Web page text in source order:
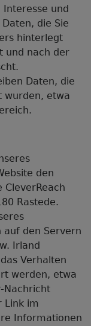
und
die Sie
hinterlegt
und nach der
Daten, die
wurden, etwa
den
CleverReach
Rastede.
auf den Servern
Irland
Verhalten
werden, etwa
Nachricht
Link im
Informationen